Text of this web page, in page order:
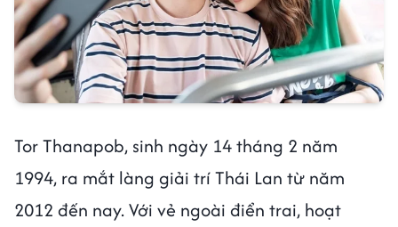
Tor Thanapob, sinh ngày 14 tháng 2 năm
1994, ra mắt làng giải trí Thái Lan từ năm
2012 đến nay. Với vẻ ngoài điển trai, hoạt